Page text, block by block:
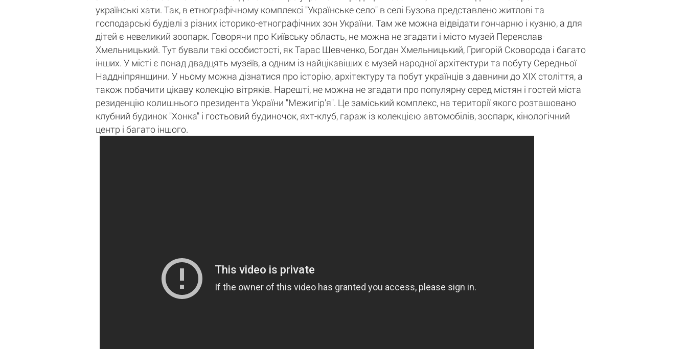
українські хати. Так, в етнографічному комплексі "Українське село" в селі Бузова представлено житлові та
господарські будівлі з різних історико-етнографічних зон України. Там же можна відвідати гончарню і кузню, а для
дітей є невеликий зоопарк. Говорячи про Київську область, не можна не згадати і місто-музей Переяслав-
Хмельницький. Тут бували такі особистості, як Тарас Шевченко, Богдан Хмельницький, Григорій Сковорода і багато
інших. У місті є понад двадцять музеїв, а одним із найцікавіших є музей народної архітектури та побуту Середньої
Наддніпрянщини. У ньому можна дізнатися про історію, архітектуру та побут українців з давнини до XIX століття, а
також побачити цікаву колекцію вітряків. Нарешті, не можна не згадати про популярну серед містян і гостей міста
резиденцію колишнього президента України "Межигір’я". Це заміський комплекс, на території якого розташовано
клубний будинок "Хонка" і гостьовий будиночок, яхт-клуб, гараж із колекцією автомобілів, зоопарк, кінологічний
центр і багато іншого.